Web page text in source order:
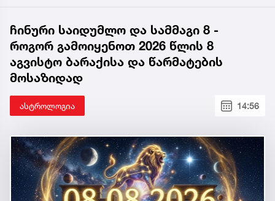
ჩინური საიდუმლო და სამმაგი 8 -
როგორ გამოიყენოთ 2026 წლის 8
აგვისტო ბარაქისა და წარმატების
მოსაზიდად
ასტროლოგია 14:56